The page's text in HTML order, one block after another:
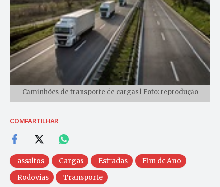
Caminhões de transporte de cargas l Foto: reprodução
COMPARTILHAR
assaltos Cargas Estradas
Fim de Ano
Rodovias
Transporte